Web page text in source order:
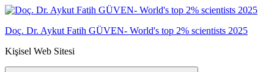
İçeriğe
Doç. Dr. Aykut Fatih GÜVEN- World's top 2% scientists 2025
Kişisel Web Sitesi